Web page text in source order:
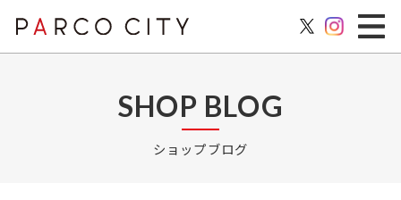
SHOP BLOG
ショップブログ